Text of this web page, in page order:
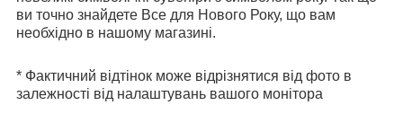
ви точно знайдете Все для Нового Року, що вам
необхідно в нашому магазині.
* Фактичний відтінок може відрізнятися від фото в
залежності від налаштувань вашого монітора